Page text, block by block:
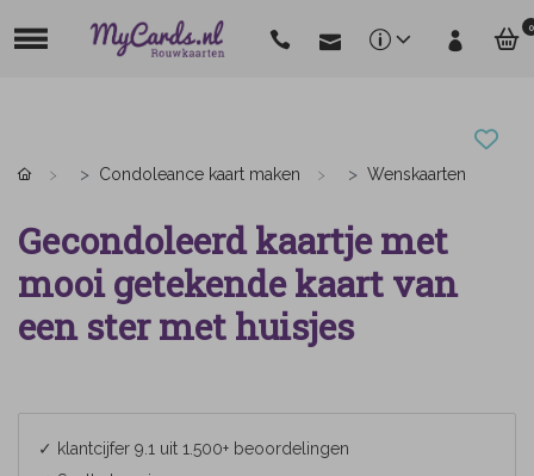
0
Condoleance kaart maken Wenskaarten
Gecondoleerd kaartje met
mooi getekende kaart van
een ster met huisjes
✓ klantcijfer 9.1 uit 1.500+ beoordelingen